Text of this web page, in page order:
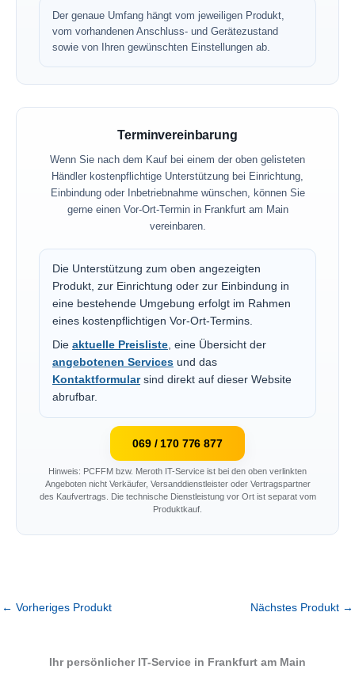
Der genaue Umfang hängt vom jeweiligen Produkt,
vom vorhandenen Anschluss- und Gerätezustand
sowie von Ihren gewünschten Einstellungen ab.
Terminvereinbarung
Wenn Sie nach dem Kauf bei einem der oben gelisteten
Händler kostenpflichtige Unterstützung bei Einrichtung,
Einbindung oder Inbetriebnahme wünschen, können Sie
gerne einen Vor-Ort-Termin in Frankfurt am Main
vereinbaren.
Die Unterstützung zum oben angezeigten
Produkt, zur Einrichtung oder zur Einbindung in
eine bestehende Umgebung erfolgt im Rahmen
eines kostenpflichtigen Vor-Ort-Termins.
Die aktuelle Preisliste, eine Übersicht der
angebotenen Services und das
Kontaktformularsind direkt auf dieser Website
abrufbar.
069 / 170 776 877
Hinweis: PCFFM bzw. Meroth IT-Service ist bei den oben verlinkten
Angeboten nicht Verkäufer, Versanddienstleister oder Vertragspartner
des Kaufvertrags. Die technische Dienstleistung vor Ort ist separat vom
Produktkauf.
← Vorheriges Produkt Nächstes Produkt →
Ihr persönlicher IT-Service in Frankfurt am Main